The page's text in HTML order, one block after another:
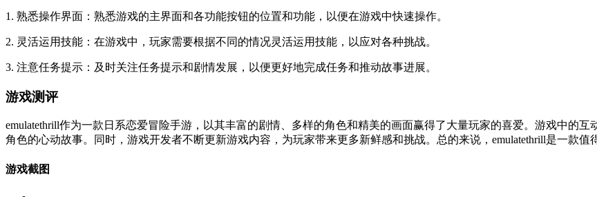
1. 熟悉操作界面：熟悉游戏的主界面和各功能按钮的位置和功能，以便在游戏中快速操作。
2. 灵活运用技能：在游戏中，玩家需要根据不同的情况灵活运用技能，以应对各种挑战。
3. 注意任务提示：及时关注任务提示和剧情发展，以便更好地完成任务和推动故事进展。
游戏测评
emulatethrill作为一款日系恋爱冒险手游，以其丰富的剧情、多样的角色和精美的画面赢得了大量玩家的喜爱。游戏中的
角色的心动故事。同时，游戏开发者不断更新游戏内容，为玩家带来更多新鲜感和挑战。总的来说，emulatethrill是一款值
游戏截图